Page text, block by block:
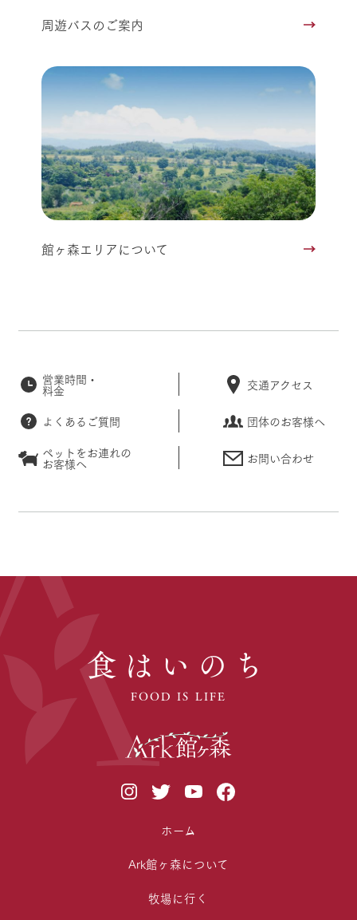
周遊バスのご案内
館ヶ森エリアについて
営業時間・
料金 交通アクセス
よくあるご質問
団体のお客様へ
ペットをお連れの
お客様へ お問い合わせ
食はいのち
FOOD IS LIFE
ホーム
Ark館ヶ森について
牧場に行く